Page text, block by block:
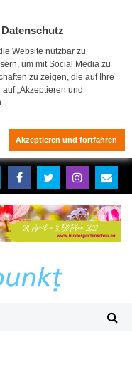
Website nutzbar zu
um mit Social Media zu
zu zeigen, die auf Ihre
„Akzeptieren und
Akzeptieren und fortfahren